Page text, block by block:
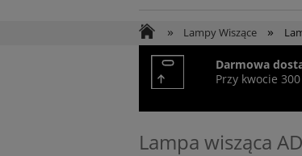
» Lampy Wiszące »
Darmowa
Przy kwocie 300
Lampa wisząca